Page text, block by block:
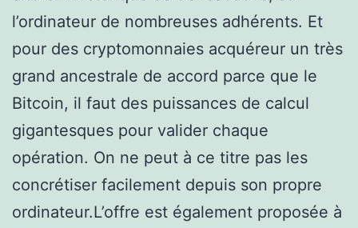
l’ordinateur de nombreuses adhérents. Et
pour des cryptomonnaies acquéreur un très
grand ancestrale de accord parce que le
Bitcoin, il faut des puissances de calcul
gigantesques pour valider chaque
opération. On ne peut à ce titre pas les
concrétiser facilement depuis son propre
ordinateur.L’offre est également proposée à